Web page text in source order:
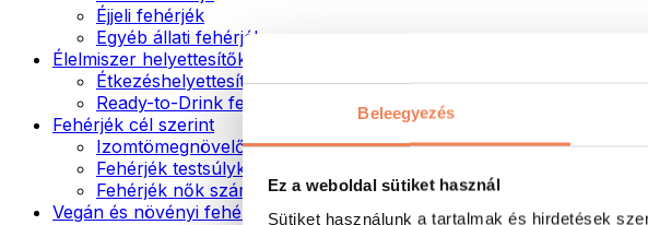
Beleegyezés
Ez a weboldal sütiket használ
Sütiket használunk a tartalmak és hirdetések
Éjjeli fehérjék
Egyéb állati fehérjék
Élelmiszer helyettesítők
Étkezéshelyettesítő porok
Ready-to-Drink fehérjeitalok
Fehérjék cél szerint
Izomtömegnövelők
Fehérjék testsúlykontroll támogatásához
Fehérjék nők számára
Vegán és növényi fehérjék